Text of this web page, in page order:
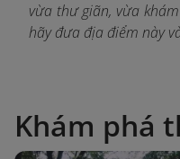
vừa thư giãn, vừa
hãy đưa địa điểm này
Khám phá